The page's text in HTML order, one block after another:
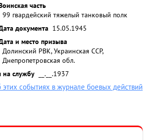
часть
99 гвардейский тяжелый танковый полк
документа 15.05.1945
и место призыва
Долинский РВК, Украинская ССР,
Днепропетровская обл.
на службу
__.__.1937
этих событиях в журнале боевых действий